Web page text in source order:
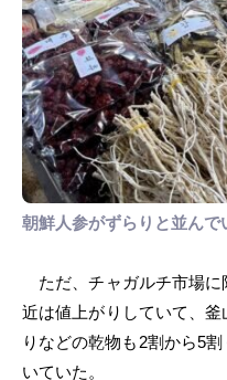
朝鮮人参がずらりと並ん
ただ、チャガルチ市場に
近は値上がりしていて、
りなどの乾物も2割から5
いていた。